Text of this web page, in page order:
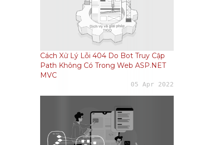
Cách Xử Lý Lỗi 404 Do Bot Truy Cập
Path Không Có Trong Web ASP.NET
MVC
05 Apr 2022